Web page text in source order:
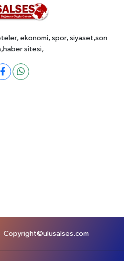
ekonomi, spor, siyaset,son
sitesi,
Copyright©ulusalses.com